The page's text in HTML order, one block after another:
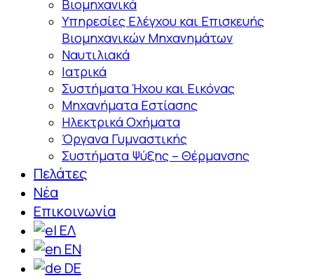
Βιομηχανικά
Υπηρεσίες Ελέγχου και Επισκευής
Βιομηχανικών Μηχανημάτων
Ναυτιλιακά
Ιατρικά
Συστήματα Ήχου και Εικόνας
Μηχανήματα Εστίασης
Ηλεκτρικά Οχήματα
Όργανα Γυμναστικής
Συστήματα Ψύξης – Θέρμανσης
Πελάτες
Νέα
Επικοινωνία
ΕΛ
EN
DE